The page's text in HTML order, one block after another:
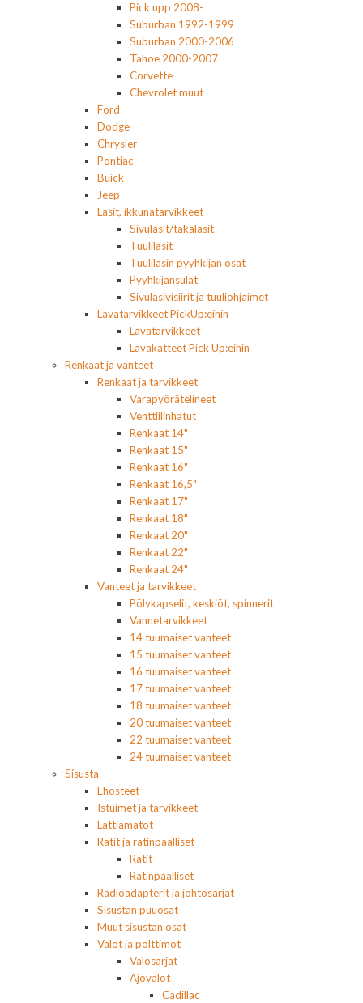
Pick upp 2008-
Suburban 1992-1999
Suburban 2000-2006
Tahoe 2000-2007
Corvette
Chevrolet muut
Ford
Dodge
Chrysler
Pontiac
Buick
Jeep
Lasit, ikkunatarvikkeet
Sivulasit/takalasit
Tuulilasit
Tuulilasin pyyhkijän osat
Pyyhkijänsulat
Sivulasivisiirit ja tuuliohjaimet
Lavatarvikkeet PickUp:eihin
Lavatarvikkeet
Lavakatteet Pick Up:eihin
Renkaat ja vanteet
Renkaat ja tarvikkeet
Varapyörätelineet
Venttiilinhatut
Renkaat 14"
Renkaat 15"
Renkaat 16"
Renkaat 16,5"
Renkaat 17"
Renkaat 18"
Renkaat 20"
Renkaat 22"
Renkaat 24"
Vanteet ja tarvikkeet
Pölykapselit, keskiöt, spinnerit
Vannetarvikkeet
14 tuumaiset vanteet
15 tuumaiset vanteet
16 tuumaiset vanteet
17 tuumaiset vanteet
18 tuumaiset vanteet
20 tuumaiset vanteet
22 tuumaiset vanteet
24 tuumaiset vanteet
Sisusta
Ehosteet
Istuimet ja tarvikkeet
Lattiamatot
Ratit ja ratinpäälliset
Ratit
Ratinpäälliset
Radioadapterit ja johtosarjat
Sisustan puuosat
Muut sisustan osat
Valot ja polttimot
Valosarjat
Ajovalot
Cadillac